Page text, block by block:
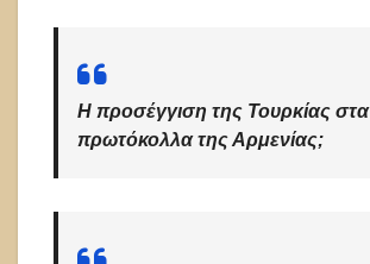
Η προσέγγιση της Τουρκίας στα
πρωτόκολλα της Αρμενίας;